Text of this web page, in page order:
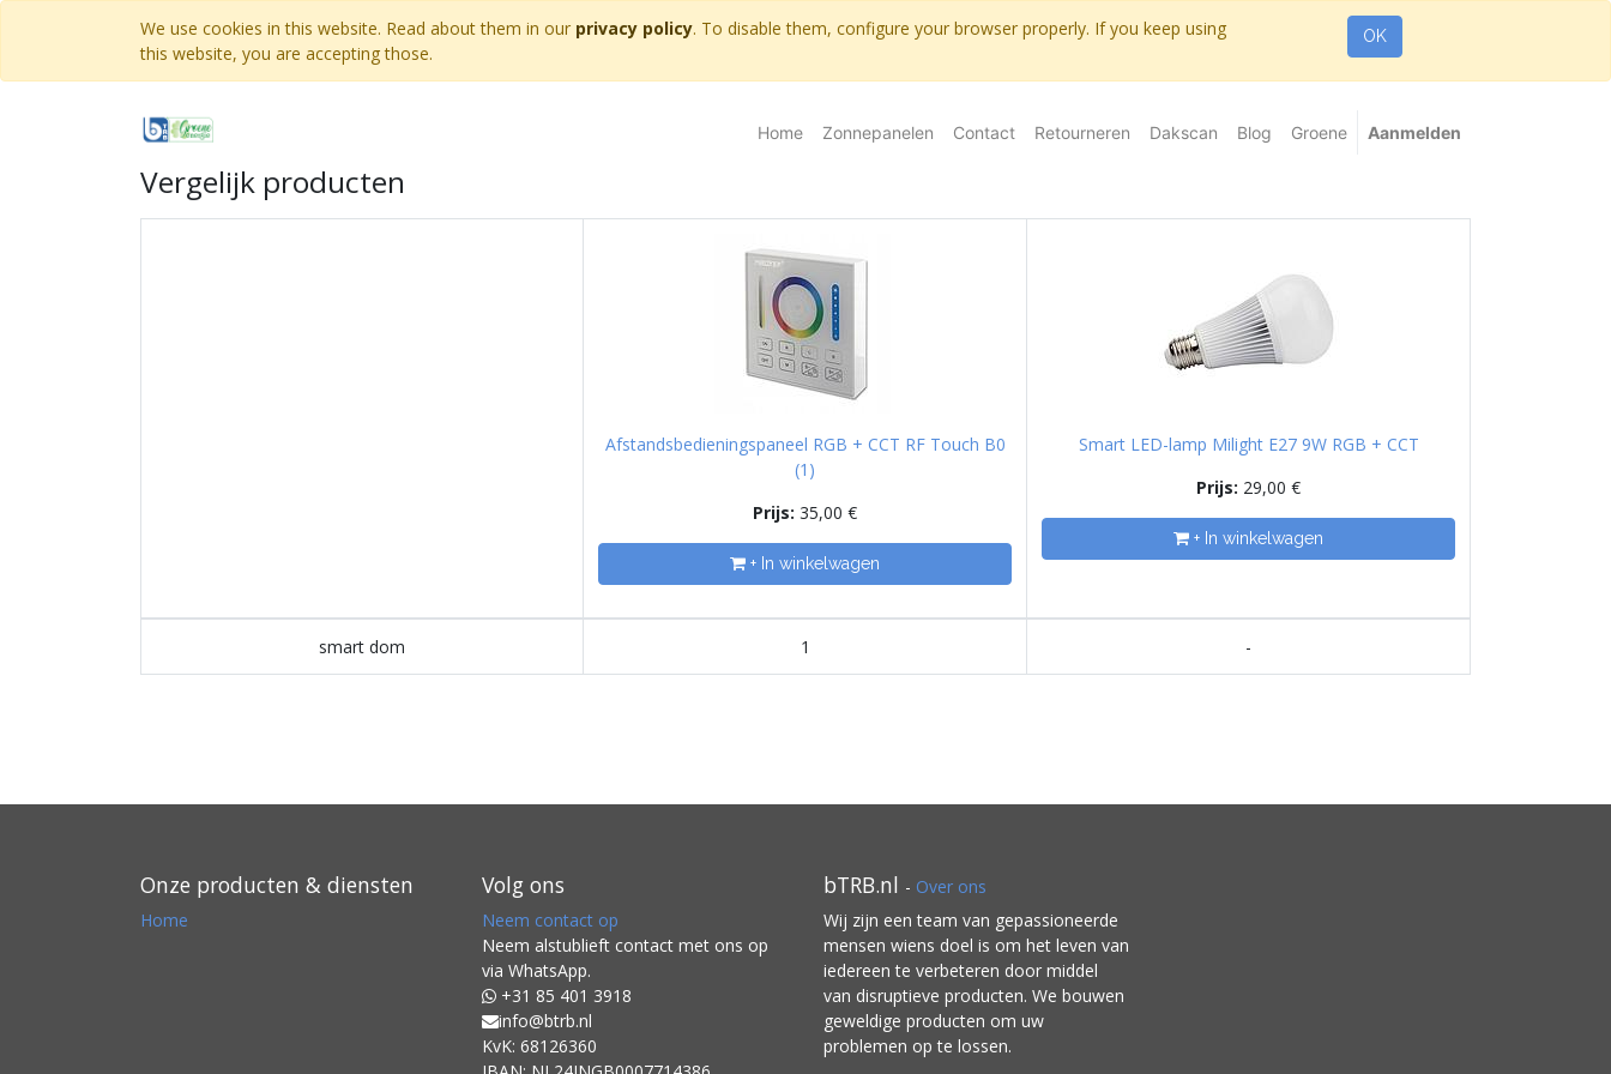
We use cookies in this website. Read about them in our privacy policy. To disable them, configure your browser properly. If you keep using
this website, you are accepting those.
OK
Home Zonnepanelen Contact Retourneren Dakscan Blog Groene Aanmelden
Vergelijk producten
Afstandsbedieningspaneel RGB + CCT RF Touch B0
(1)
Prijs: 35,00 €
+ In winkelwagen
Smart LED-lamp Milight E27 9W RGB + CCT
Prijs: 29,00 €
+ In winkelwagen
smart dom 1 -
Onze producten & diensten
Home
Volg ons
Neem contact op
Neem alstublieft contact met ons op
via WhatsApp.
+31 85 401 3918
info@btrb.nl
KvK: 68126360
bTRB.nl - Over ons
Wij zijn een team van gepassioneerde
mensen wiens doel is om het leven van
iedereen te verbeteren door middel
van disruptieve producten. We bouwen
geweldige producten om uw
problemen op te lossen.